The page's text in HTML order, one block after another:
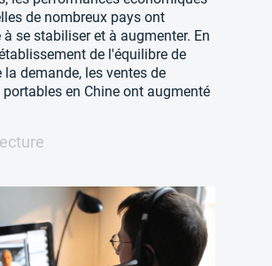
de nombreux pays ont
se stabiliser et à augmenter. En
de l'équilibre de
la demande, les ventes de
en Chine ont augmenté